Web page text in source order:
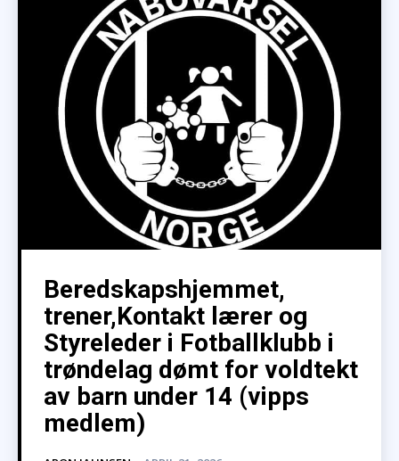
Beredskapshjemmet,
trener,Kontakt lærer og
Styreleder i Fotballklubb i
trøndelag dømt for voldtekt
av barn under 14 (vipps
medlem)